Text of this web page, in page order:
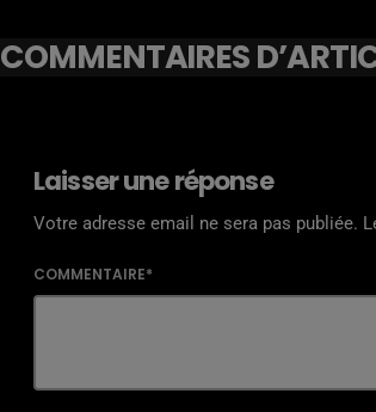
COMMENTAIRES
Laisser une réponse
Votre adresse email ne sera pas publiée.
COMMENTAIRE*